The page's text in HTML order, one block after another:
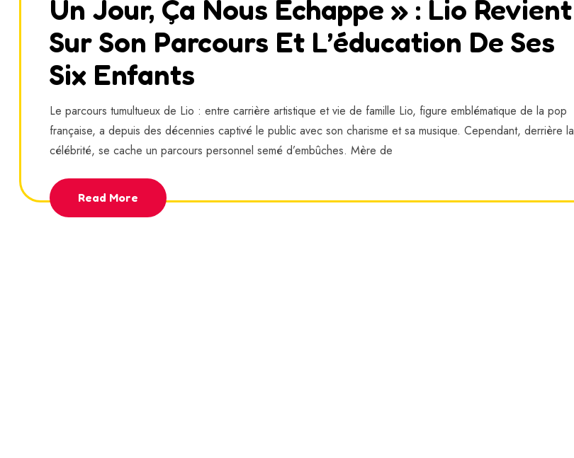
Un Jour, Ça Nous Échappe » : Lio Revient
Sur Son Parcours Et L’éducation De Ses
Six Enfants
Le parcours tumultueux de Lio : entre carrière artistique et vie de famille Lio, figure emblématique de la pop
française, a depuis des décennies captivé le public avec son charisme et sa musique. Cependant, derrière la
célébrité, se cache un parcours personnel semé d’embûches. Mère de
Read More